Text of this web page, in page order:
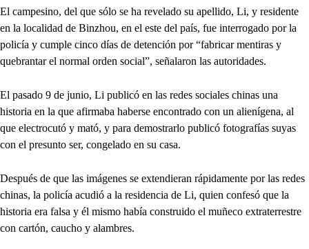
El campesino, del que sólo se ha revelado su apellido, Li, y residente
en la localidad de Binzhou, en el este del país, fue interrogado por la
policía y cumple cinco días de detención por “fabricar mentiras y
quebrantar el normal orden social”, señalaron las autoridades.
El pasado 9 de junio, Li publicó en las redes sociales chinas una
historia en la que afirmaba haberse encontrado con un alienígena, al
que electrocutó y mató, y para demostrarlo publicó fotografías suyas
con el presunto ser, congelado en su casa.
Después de que las imágenes se extendieran rápidamente por las redes
chinas, la policía acudió a la residencia de Li, quien confesó que la
historia era falsa y él mismo había construido el muñeco extraterrestre
con cartón, caucho y alambres.